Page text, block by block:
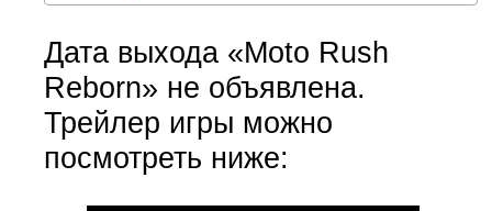
Дата выхода «Moto Rush
Reborn» не объявлена.
Трейлер игры можно
посмотреть ниже: